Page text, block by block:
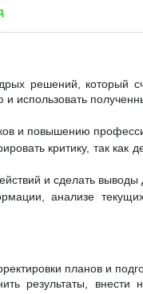
решений, который
использовать
и повышению
критику, так как
и сделать выводы
анализе
планов и
результаты, внести